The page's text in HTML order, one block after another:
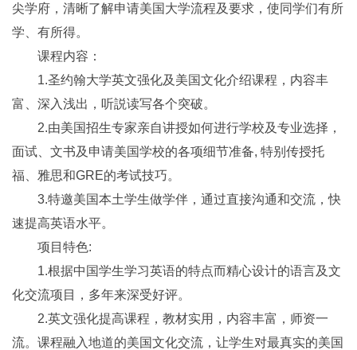
尖学府，清晰了解申请美国大学流程及要求，使同学们有所
学、有所得。
课程内容：
1.圣约翰大学英文强化及美国文化介绍课程，内容丰
富、深入浅出，听説读写各个突破。
2.由美国招生专家亲自讲授如何进行学校及专业选择，
面试、文书及申请美国学校的各项细节准备, 特别传授托
福、雅思和GRE的考试技巧。
3.特邀美国本土学生做学伴，通过直接沟通和交流，快
速提高英语水平。
项目特色:
1.根据中国学生学习英语的特点而精心设计的语言及文
化交流项目，多年来深受好评。
2.英文强化提高课程，教材实用，内容丰富，师资一
流。课程融入地道的美国文化交流，让学生对最真实的美国